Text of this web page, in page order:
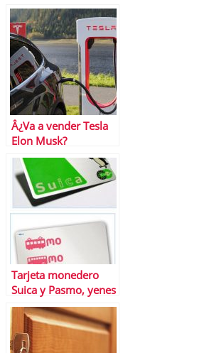
Â¿Va a vender Tesla
Elon Musk?
Tarjeta monedero
Suica y Pasmo, yenes
de alquiler para tu
viaje a JapÃ³n